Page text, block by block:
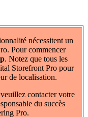
nécessitent un
Pour commencer
. Notez que tous les
Storefront Pro pour
de localisation.
contacter votre
du succès
Pro.